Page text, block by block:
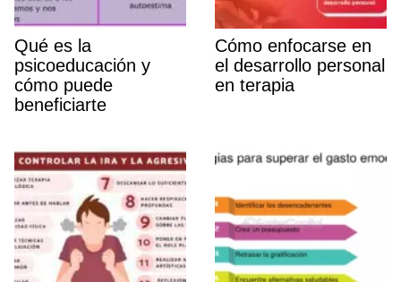
Qué es la
psicoeducación y
cómo puede
beneficiarte
Cómo enfocarse en
el desarrollo personal
en terapia